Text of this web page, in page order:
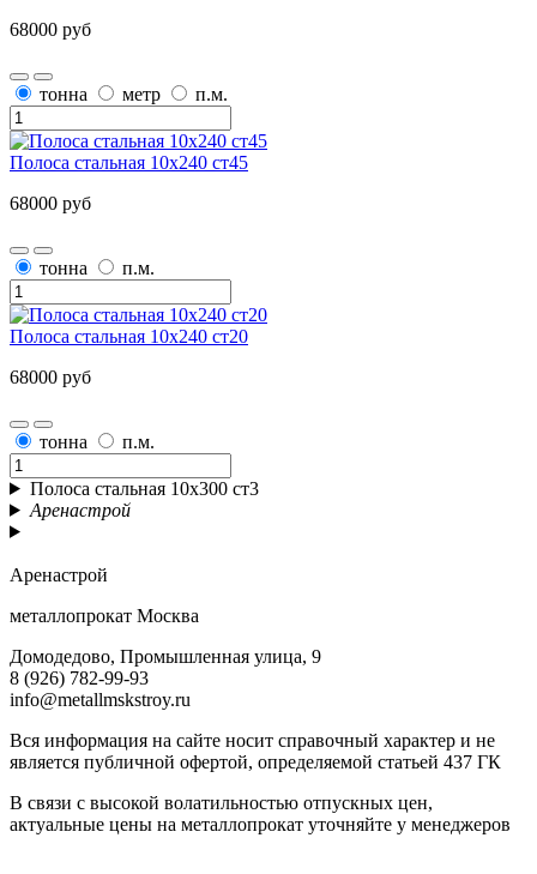
68000 руб
тонна метр п.м.
Полоса стальная 10х240 ст45
68000 руб
тонна п.м.
Полоса стальная 10х240 ст20
68000 руб
тонна п.м.
Полоса стальная 10х300 ст3
Аренастрой
Аренастрой
металлопрокат Москва
Домодедово, Промышленная улица, 9
8 (926) 782-99-93
info@metallmskstroy.ru
Вся информация на сайте носит справочный характер и не
является публичной офертой, определяемой статьей 437 ГК
В связи с высокой волатильностью отпускных цен,
актуальные цены на металлопрокат уточняйте у менеджеров